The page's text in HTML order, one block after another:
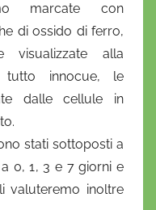
marcate con
di ossido di ferro,
visualizzate alla
tutto innocue, le
dalle cellule in
stati sottoposti a
0, 1, 3 e 7 giorni e
valuteremo inoltre